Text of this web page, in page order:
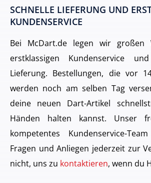
SCHNELLE LIEFERUNG UND
KUNDENSERVICE
Bei McDart.de legen wir großen
erstklassigen Kundenservice
Lieferung. Bestellungen, die vor
werden noch am selben Tag
deine neuen Dart-Artikel
Händen halten kannst. Unser
kompetentes Kundenservice-
Fragen und Anliegen jederzeit zur
nicht, uns zu kontaktieren, wenn du